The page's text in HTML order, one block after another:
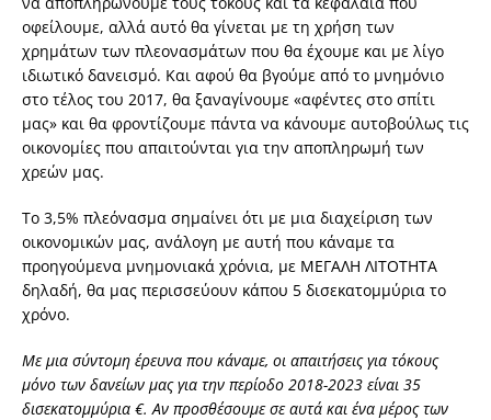
οφείλουμε, αλλά αυτό θα γίνεται με τη χρήση των
χρημάτων των πλεονασμάτων που θα έχουμε και με λίγο
ιδιωτικό δανεισμό. Και αφού θα βγούμε από το μνημόνιο
στο τέλος του 2017, θα ξαναγίνουμε «αφέντες στο σπίτι
μας» και θα φροντίζουμε πάντα να κάνουμε αυτοβούλως τις
οικονομίες που απαιτούνται για την αποπληρωμή των
χρεών μας.
Το 3,5% πλεόνασμα σημαίνει ότι με μια διαχείριση των
οικονομικών μας, ανάλογη με αυτή που κάναμε τα
προηγούμενα μνημονιακά χρόνια, με ΜΕΓΑΛΗ ΛΙΤΟΤΗΤΑ
δηλαδή, θα μας περισσεύουν κάπου 5 δισεκατομμύρια το
χρόνο.
Με μια σύντομη έρευνα που κάναμε, οι απαιτήσεις για τόκους
μόνο των δανείων μας για την περίοδο 2018-2023 είναι 35
δισεκατομμύρια €. Αν προσθέσουμε σε αυτά και ένα μέρος των